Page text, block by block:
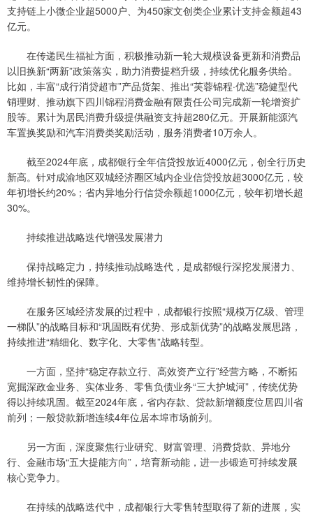
支持链上小微企业超5000户、为450家文创类企业累计支持金额超43
亿元。
在传递民生福祉方面，积极推动新一轮大规模设备更新和消费品
以旧换新“两新”政策落实，助力消费提档升级，持续优化服务供给。
比如，丰富“成行消贷超市”产品货架、推出“芙蓉锦程·优选”稳健型代
销理财、推动旗下四川锦程消费金融有限责任公司完成新一轮增资扩
股等。累计为居民消费升级提供融资支持超280亿元。开展新能源汽
车置换奖励和汽车消费类奖励活动，服务消费者10万余人。
截至2024年底，成都银行全年信贷投放近4000亿元，创全行历史
新高。针对成渝地区双城经济圈区域内企业信贷投放超3000亿元，较
年初增长约20%；省内异地分行信贷余额超1000亿元，较年初增长超
30%。
持续推进战略迭代增强发展潜力
保持战略定力，持续推动战略迭代，是成都银行深挖发展潜力、
维持增长韧性的保障。
在服务区域经济发展的过程中，成都银行按照“规模万亿级、管理
一梯队”的战略目标和“巩固既有优势、形成新优势”的战略发展思路，
持续推进“精细化、数字化、大零售”战略转型。
一方面，坚持“稳定存款立行、高效资产立行”经营方略，不断拓
宽掘深政金业务、实体业务、零售负债业务“三大护城河”，传统优势
得以持续巩固。截至2024年底，省内存款、贷款新增额度位居四川省
前列；一般贷款新增连续4年位居本埠市场前列。
另一方面，深度聚焦行业研究、财富管理、消费贷款、异地分
行、金融市场“五大提能方向”，培育新动能，进一步锻造可持续发展
核心竞争力。
在持续的战略迭代中，成都银行大零售转型取得了新的进展，实